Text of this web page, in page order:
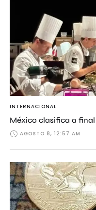
INTERNACIONAL
México clasifica a
AGOSTO 8, 12:57 AM